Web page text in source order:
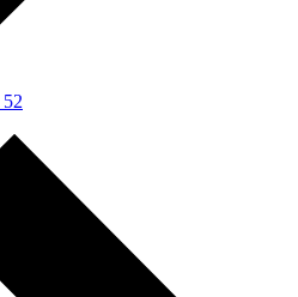
52